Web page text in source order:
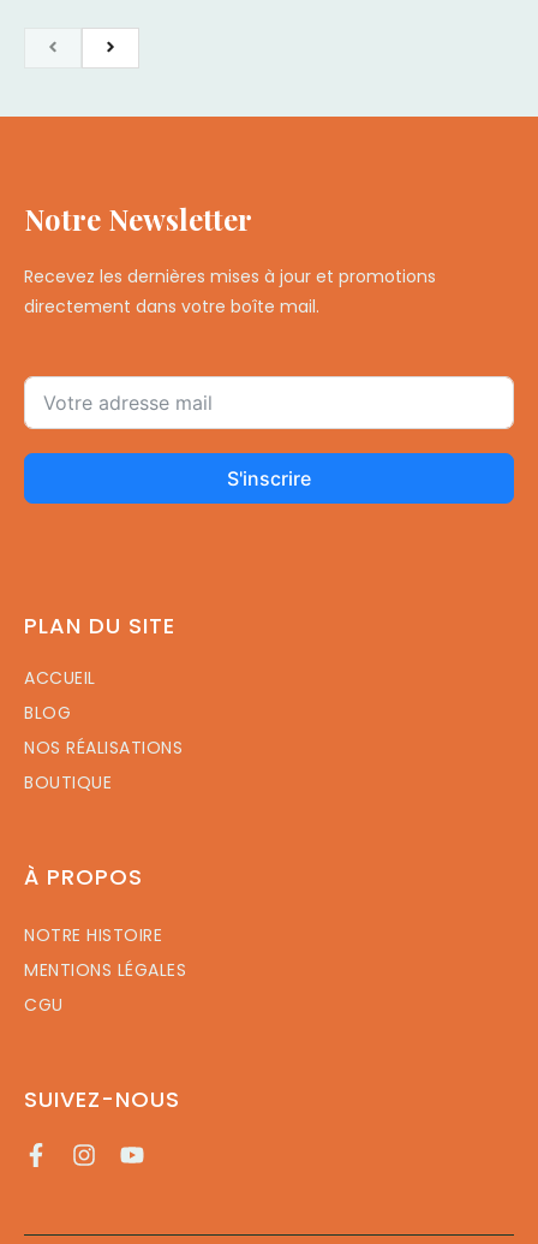
Notre Newsletter
Recevez les dernières mises à jour et promotions
directement dans votre boîte mail.
S'inscrire
PLAN DU SITE
ACCUEIL
BLOG
NOS RÉALISATIONS
BOUTIQUE
À PROPOS
NOTRE HISTOIRE
MENTIONS LÉGALES
CGU
SUIVEZ-NOUS